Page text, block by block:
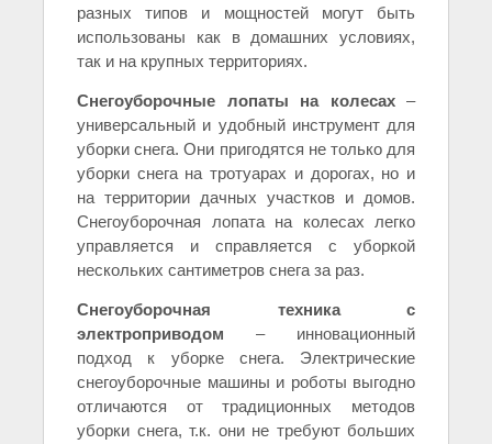
разных типов и мощностей могут быть
использованы как в домашних условиях,
так и на крупных территориях.
Снегоуборочные лопаты на колесах–
универсальный и удобный инструмент для
уборки снега. Они пригодятся не только для
уборки снега на тротуарах и дорогах, но и
на территории дачных участков и домов.
Снегоуборочная лопата на колесах легко
управляется и справляется с уборкой
нескольких сантиметров снега за раз.
Снегоуборочная техника с
электроприводом – инновационный
подход к уборке снега. Электрические
снегоуборочные машины и роботы выгодно
отличаются от традиционных методов
уборки снега, т.к. они не требуют больших